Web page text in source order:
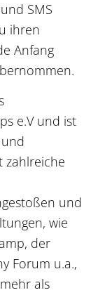
SMS
ihren
Anfang
e.V und ist
zahlreiche
und
wie
der
Forum u.a.,
als